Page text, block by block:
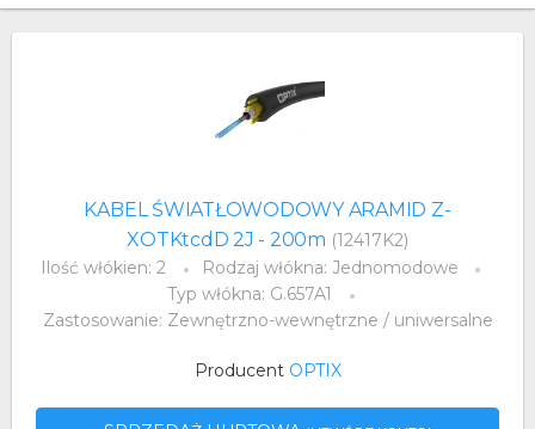
KABEL ŚWIATŁOWODOWY ARAMID Z-
XOTKtcdD 2J - 200m (12417K2)
Ilość włókien: 2
Rodzaj włókna: Jednomodowe
Typ włókna: G.657A1
Zastosowanie: Zewnętrzno-wewnętrzne / uniwersalne
Producent OPTIX